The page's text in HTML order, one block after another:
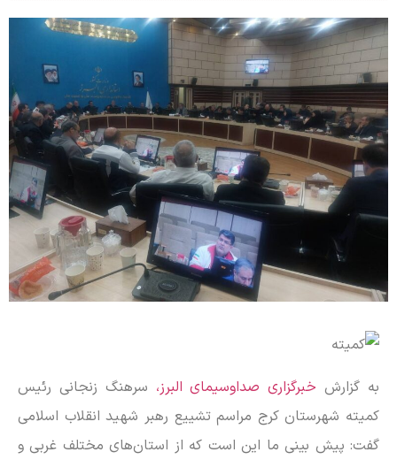
به گزارش خبرگزاری صداوسیمای البرز، سرهنگ زنجانی رئیس
کمیته شهرستان کرج مراسم تشییع رهبر شهید انقلاب اسلامی
گفت: پیش بینی ما این است که از استان‌های مختلف غربی و